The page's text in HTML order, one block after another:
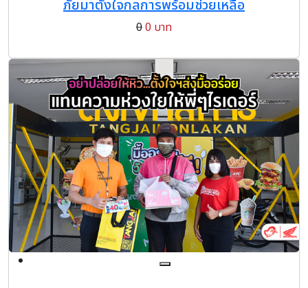
ภัยมาตั้งใจกลการพร้อมช่วยเหลือ
00 บาท